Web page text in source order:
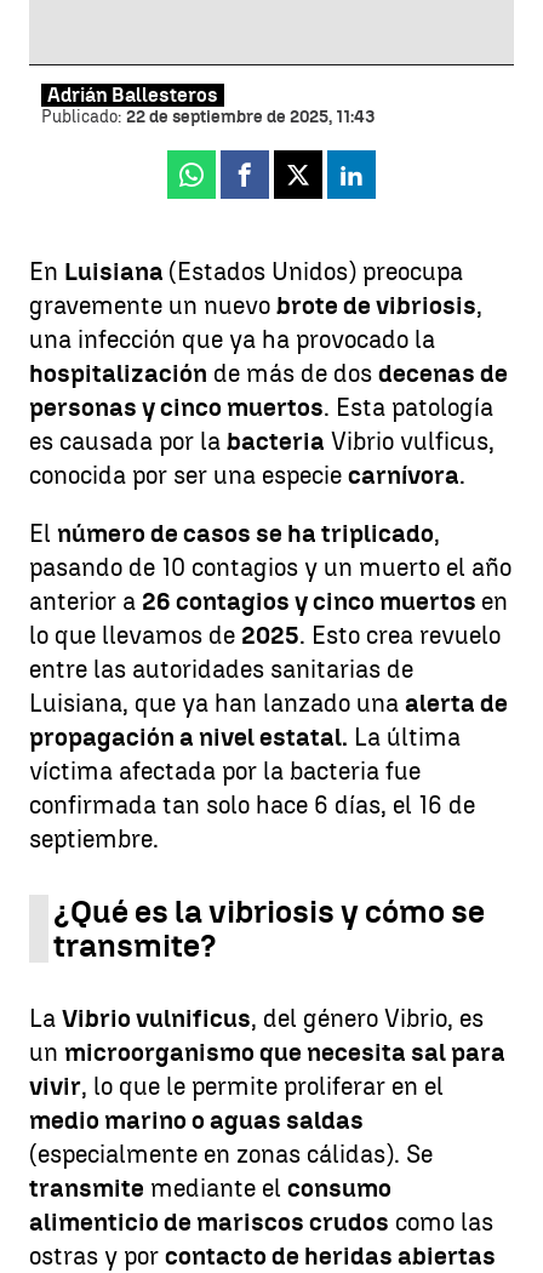
Adrián Ballesteros
Publicado: 22 de septiembre de 2025, 11:43
Whatsapp
Facebook
X Linkedin
En Luisiana (Estados Unidos) preocupa
gravemente un nuevo brote de vibriosis,
una infección que ya ha provocado la
hospitalización de más de dos decenas de
personas y cinco muertos. Esta patología
es causada por la bacteria Vibrio vulficus,
conocida por ser una especie carnívora.
El número de casos se ha triplicado,
pasando de 10 contagios y un muerto el año
anterior a 26 contagios y cinco muertos en
lo que llevamos de 2025. Esto crea revuelo
entre las autoridades sanitarias de
Luisiana, que ya han lanzado una alerta de
propagación a nivel estatal. La última
víctima afectada por la bacteria fue
confirmada tan solo hace 6 días, el 16 de
septiembre.
¿Qué es la vibriosis y cómo se
transmite?
La Vibrio vulnificus, del género Vibrio, es
un microorganismo que necesita sal para
vivir, lo que le permite proliferar en el
medio marino o aguas saldas
(especialmente en zonas cálidas). Se
transmite mediante el consumo
alimenticio de mariscos crudos como las
ostras y por contacto de heridas abiertas